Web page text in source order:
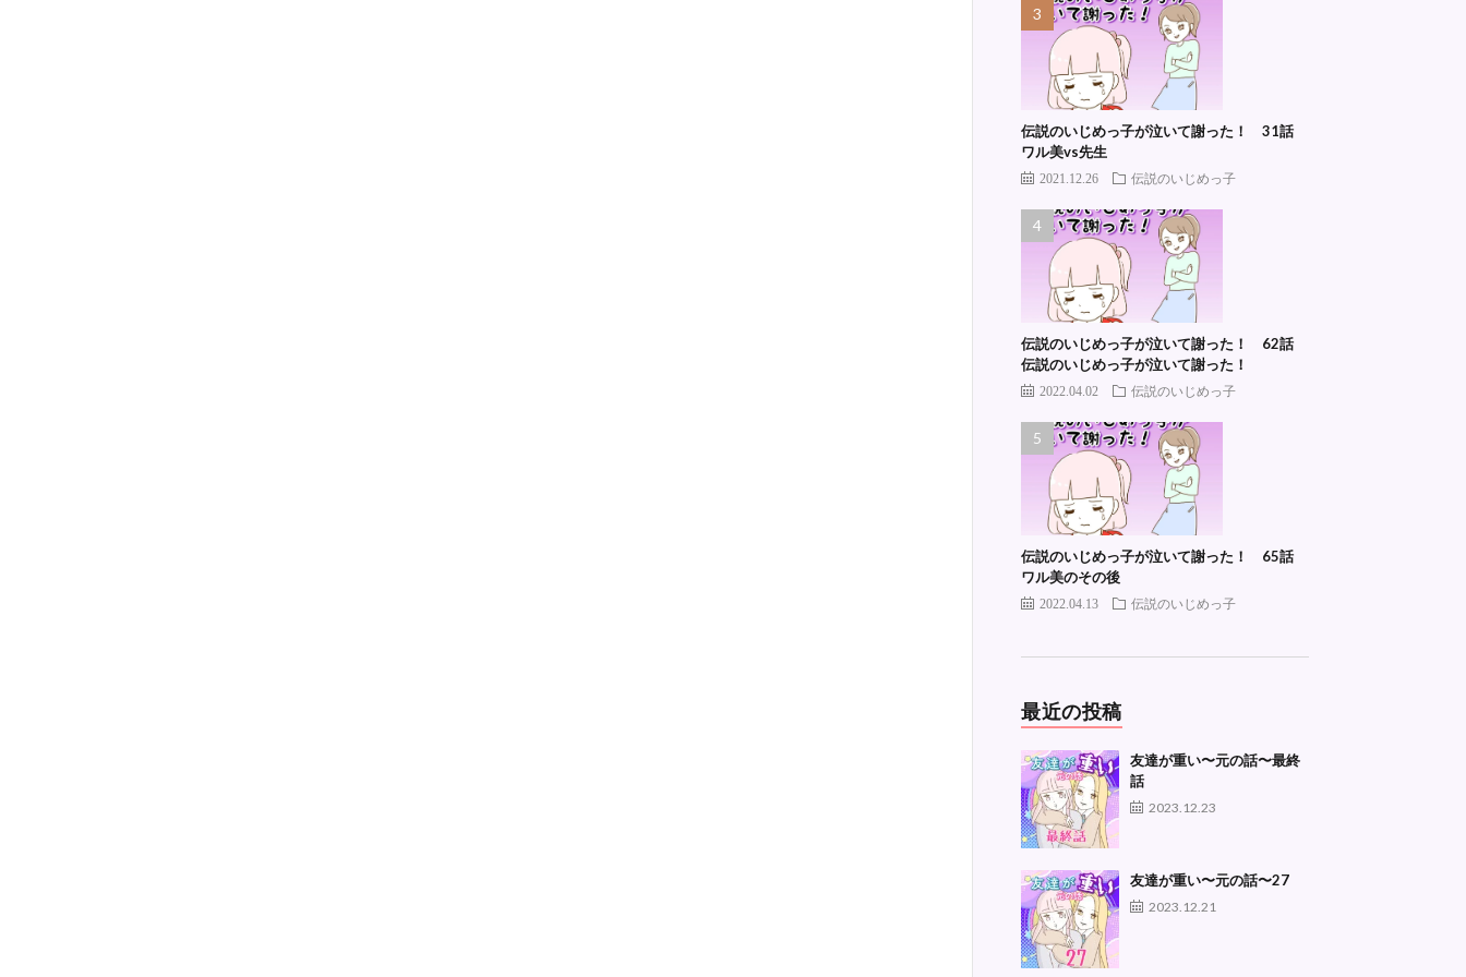
伝説のいじめっ子が泣いて謝った！ 31話
ワル美vs先生
2021.12.26 伝説のいじめっ子
伝説のいじめっ子が泣いて謝った！ 62話
伝説のいじめっ子が泣いて謝った！
2022.04.02 伝説のいじめっ子
伝説のいじめっ子が泣いて謝った！ 65話
ワル美のその後
2022.04.13 伝説のいじめっ子
最近の投稿
友達が重い〜元の話〜最終
話
2023.12.23
友達が重い〜元の話〜27
2023.12.21